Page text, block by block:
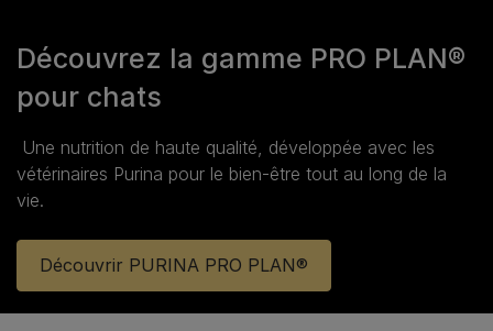
Découvrez la gamme PRO PLAN®
pour chats
Une nutrition de haute qualité, développée avec les
vétérinaires Purina pour le bien‑être tout au long de la
vie.
Découvrir PURINA PRO PLAN®